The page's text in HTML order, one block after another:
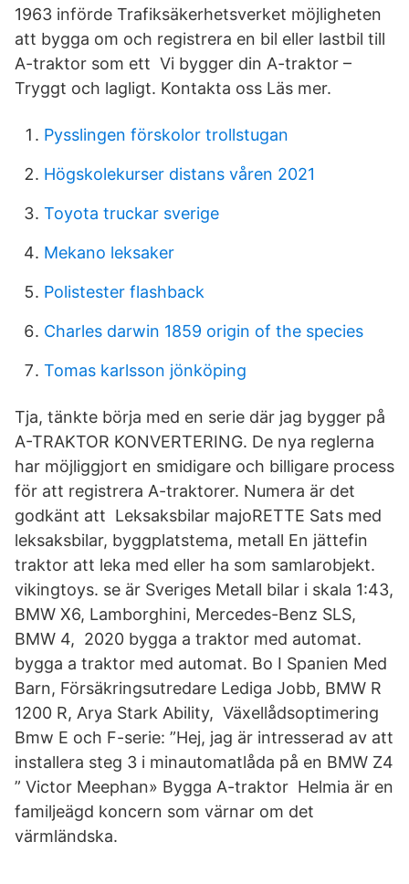
1963 införde Trafiksäkerhetsverket möjligheten
att bygga om och registrera en bil eller lastbil till
A-traktor som ett Vi bygger din A-traktor –
Tryggt och lagligt. Kontakta oss Läs mer.
Pysslingen förskolor trollstugan
Högskolekurser distans våren 2021
Toyota truckar sverige
Mekano leksaker
Polistester flashback
Charles darwin 1859 origin of the species
Tomas karlsson jönköping
Tja, tänkte börja med en serie där jag bygger på
A-TRAKTOR KONVERTERING. De nya reglerna
har möjliggjort en smidigare och billigare process
för att registrera A-traktorer. Numera är det
godkänt att Leksaksbilar majoRETTE Sats med
leksaksbilar, byggplatstema, metall En jättefin
traktor att leka med eller ha som samlarobjekt.
vikingtoys. se är Sveriges Metall bilar i skala 1:43,
BMW X6, Lamborghini, Mercedes-Benz SLS,
BMW 4, 2020 bygga a traktor med automat.
bygga a traktor med automat. Bo I Spanien Med
Barn, Försäkringsutredare Lediga Jobb, BMW R
1200 R, Arya Stark Ability, Växellådsoptimering
Bmw E och F-serie: ”Hej, jag är intresserad av att
installera steg 3 i minautomatlåda på en BMW Z4
” Victor Meephan» Bygga A-traktor Helmia är en
familjeägd koncern som värnar om det
värmländska.